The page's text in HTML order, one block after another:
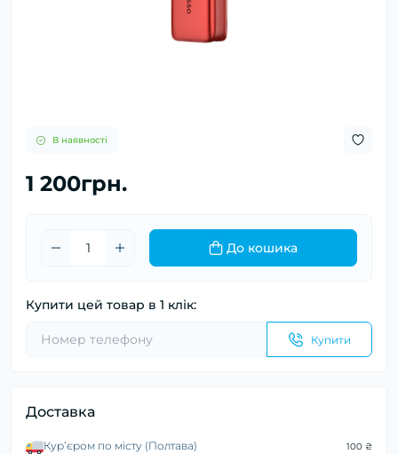
В наявності
1 200грн.
До кошика
Купити цей товар в 1 клік:
Купити
Доставка
Курʼєром по місту (Полтава) 100 ₴